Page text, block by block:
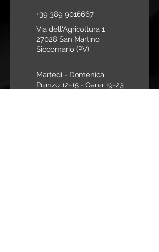
+39 389 9016667
Via dell'Agricoltura 1
27028 San Martino
Siccomario (PV)
Martedì - Domenica
Pranzo 12-15 - Cena 19-23